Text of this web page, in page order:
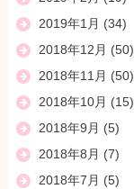
2019年1月 (34)
2018年12月 (50)
2018年11月 (50)
2018年10月 (15)
2018年9月 (5)
2018年8月 (7)
2018年7月 (5)